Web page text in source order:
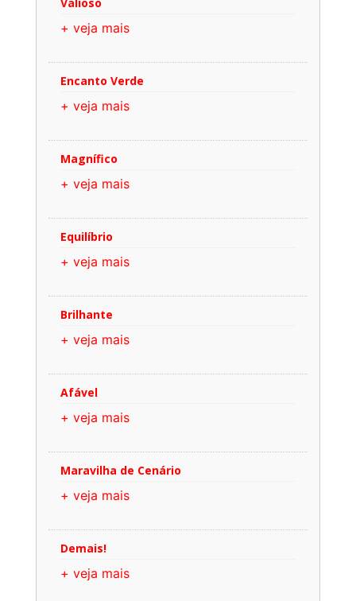
+ veja mais
Encanto Verde
+ veja mais
Magnífico
+ veja mais
Equilíbrio
+ veja mais
Brilhante
+ veja mais
Afável
+ veja mais
Maravilha de Cenário
+ veja mais
Demais!
+ veja mais